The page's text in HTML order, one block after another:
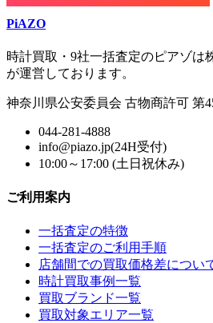
PiAZO
時計買取・9社一括査定のピアゾは
が運営しております。
神奈川県公安委員会 古物商許可 第
044-281-4888
info@piazo.jp(24H受付)
10:00～17:00 (土日祝休み)
ご利用案内
一括査定の特徴
一括査定のご利用手順
店舗間での買取価格差につい
時計買取事例一覧
買取ブランド一覧
買取対象エリア一覧